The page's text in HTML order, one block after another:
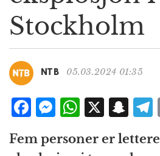
i
Stockholm
NTB 05.03.2024 01:35
F
c
M
ss
W
at
X S
a
Fem personer er